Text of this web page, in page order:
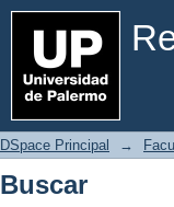
Buscar
DSpace Principal →
Buscar